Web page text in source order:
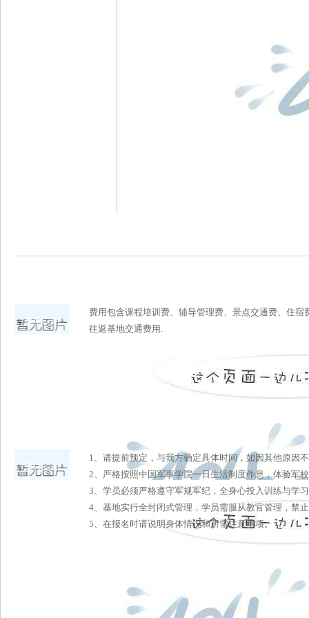
费用说明
费用包含课程培训费、辅导管理费、景点交通费、住
往返基地交通费用.
预订须知
1、请提前预定，与我方确定具体时间，如因其他原因
2、严格按照中国军事学院一日生活制度作息，体验军
3、学员必须严格遵守军规军纪，全身心投入训练与学
4、基地实行全封闭式管理，学员需服从教官管理，禁
5、在报名时请说明身体情况和所需注意事项。